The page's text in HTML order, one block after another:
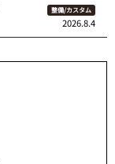
整備/カスタム
2026.8.4